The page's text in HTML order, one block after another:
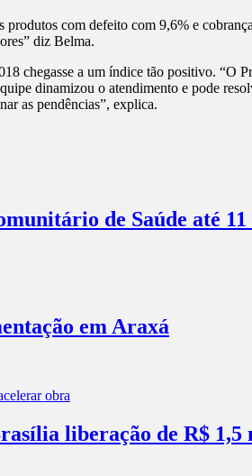
produtos com defeito com 9,6% e
diz Belma.
chegasse a um índice tão positivo. “O
dinamizou o atendimento e pode
as pendências”, explica.
de Saúde até 11
em Araxá
liberação de R$ 1,5